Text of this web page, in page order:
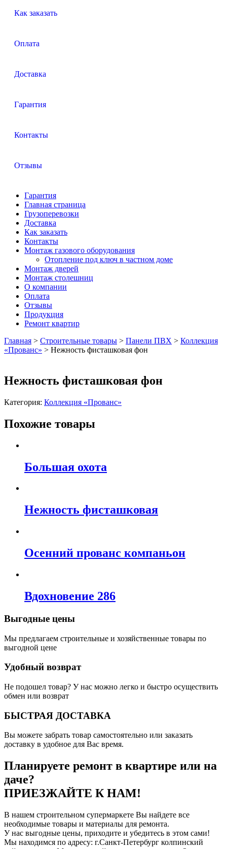
Как заказать
Оплата
Доставка
Гарантия
Контакты
Отзывы
Гарантия
Главная страница
Грузоперевозки
Доставка
Как заказать
Контакты
Монтаж газового оборудования
Отопление под ключ в частном доме
Монтаж дверей
Монтаж столешниц
О компании
Оплата
Отзывы
Продукция
Ремонт квартир
Главная > Строительные товары > Панели ПВХ > Коллекция
«Прованс» > Нежность фисташковая фон
Нежность фисташковая фон
Категория: Коллекция «Прованс»
Похожие товары
Большая охота
Нежность фисташковая
Осенний прованс компаньон
Вдохновение 286
Выгодные цены
Мы предлагаем строительные и хозяйственные товары по
выгодной цене
Удобный возврат
Не подошел товар? У нас можно легко и быстро осуществить
обмен или возврат
БЫСТРАЯ ДОСТАВКА
Вы можете забрать товар самостоятельно или заказать
доставку в удобное для Вас время.
Планируете ремонт в квартире или на
даче?
ПРИЕЗЖАЙТЕ К НАМ!
В нашем строительном супермаркете Вы найдете все
необходимые товары и материалы для ремонта.
У нас выгодные цены, приходите и убедитесь в этом сами!
Мы находимся по адресу: г.Санкт-Петербург колпинский